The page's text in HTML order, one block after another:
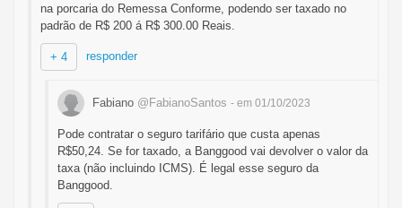
na porcaria do Remessa Conforme, podendo ser taxado no
padrão de R$ 200 á R$ 300.00 Reais.
+ 4 responder
Fabiano @FabianoSantos - em 01/10/2023
Pode contratar o seguro tarifário que custa apenas
R$50,24. Se for taxado, a Banggood vai devolver o valor da
taxa (não incluindo ICMS). É legal esse seguro da
Banggood.